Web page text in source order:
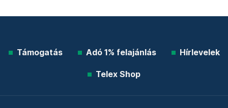
Támogatás Adó 1% felajánlás Hírlevelek
Telex Shop